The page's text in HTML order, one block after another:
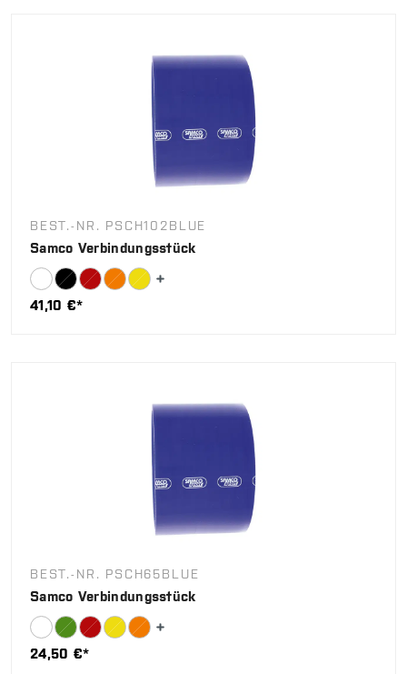
BEST.-NR. PSCH102BLUE
Samco Verbindungsstück
41,10 €*
BEST.-NR. PSCH65BLUE
Samco Verbindungsstück
24,50 €*